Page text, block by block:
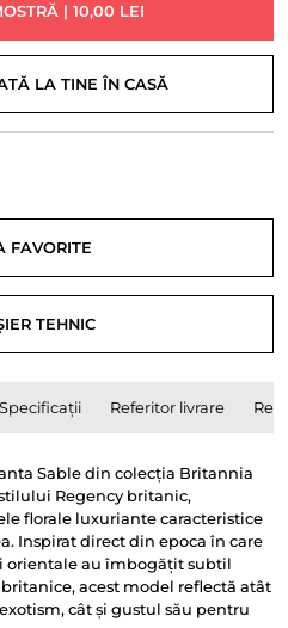
| 10,00 LEI
LA TINE ÎN CASĂ
FAVORITE
TEHNIC
Specificații Referitor livrare
Sable din colecția Britannia
Regency britanic,
florale luxuriante caracteristice
Inspirat direct din epoca în care
orientale au îmbogățit subtil
acest model reflectă atât
cât și gustul său pentru